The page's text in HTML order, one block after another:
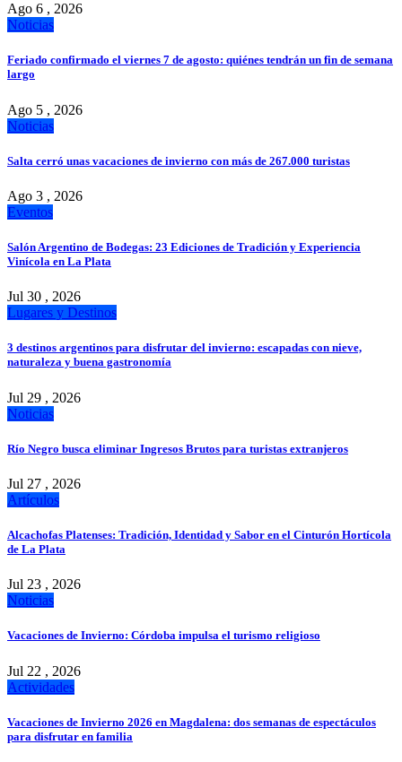
Ago 6 , 2026
Noticias
Feriado confirmado el viernes 7 de agosto: quiénes tendrán un fin de semana
largo
Ago 5 , 2026
Noticias
Salta cerró unas vacaciones de invierno con más de 267.000 turistas
Ago 3 , 2026
Eventos
Salón Argentino de Bodegas: 23 Ediciones de Tradición y Experiencia
Vinícola en La Plata
Jul 30 , 2026
Lugares y Destinos
3 destinos argentinos para disfrutar del invierno: escapadas con nieve,
naturaleza y buena gastronomía
Jul 29 , 2026
Noticias
Río Negro busca eliminar Ingresos Brutos para turistas extranjeros
Jul 27 , 2026
Artículos
Alcachofas Platenses: Tradición, Identidad y Sabor en el Cinturón Hortícola
de La Plata
Jul 23 , 2026
Noticias
Vacaciones de Invierno: Córdoba impulsa el turismo religioso
Jul 22 , 2026
Actividades
Vacaciones de Invierno 2026 en Magdalena: dos semanas de espectáculos
para disfrutar en familia